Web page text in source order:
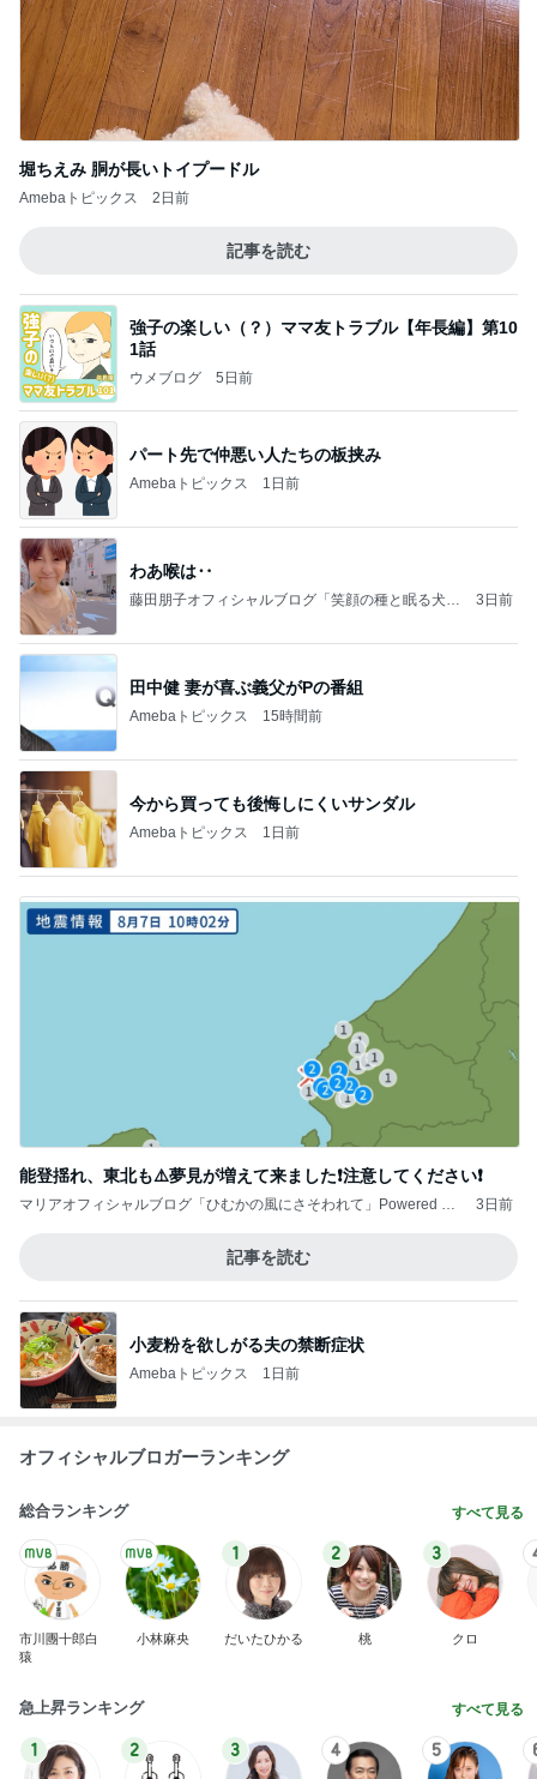
堀ちえみ 胴が長いトイプードル
Amebaトピックス 2日前
記事を読む
強子の楽しい（？）ママ友トラブル【年長編】第10
1話
ウメブログ 5日前
パート先で仲悪い人たちの板挟み
Amebaトピックス 1日前
わあ喉は‥
藤田朋子オフィシャルブログ「笑顔の種と眠る犬」
3日前
田中健 妻が喜ぶ義父がPの番組
Amebaトピックス 15時間前
今から買っても後悔しにくいサンダル
Amebaトピックス 1日前
能登揺れ、東北も⚠️夢見が増えて来ました❗️注意してください❗️
マリアオフィシャルブログ「ひむかの風にさそわれて」Powered by
3日前
記事を読む
小麦粉を欲しがる夫の禁断症状
Amebaトピックス 1日前
オフィシャルブロガーランキング
総合ランキング すべて見る
市川團十郎白
猿
小林麻央
1
だいたひかる
2
桃
3
クロ
急上昇ランキング すべて見る
1 2 3 4 5